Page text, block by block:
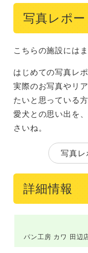
写真レポー
こちらの施設には
はじめての写真レ
実際のお写真やリ
たいと思っている
愛犬との思い出を
さいね。
写真レ
詳細情報
パン工房 カワ 田辺